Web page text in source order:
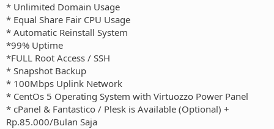
* Unlimited Domain Usage
* Equal Share Fair CPU Usage
* Automatic Reinstall System
*99% Uptime
*FULL Root Access / SSH
* Snapshot Backup
* 100Mbps Uplink Network
* CentOs 5 Operating System with Virtuozzo Power Panel
* cPanel & Fantastico / Plesk is Available (Optional) +
Rp.85.000/Bulan Saja